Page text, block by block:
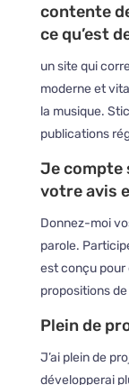
contente
ce qu’est
un site qui
moderne et
la musique.
publications
Je compte
votre avis
Donnez-moi
parole.
est conçu
propositions
Plein de
J’ai plein de
développerai